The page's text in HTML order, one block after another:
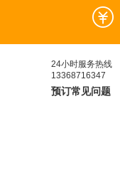
24小时服务热线
13368716347
预订常见问题